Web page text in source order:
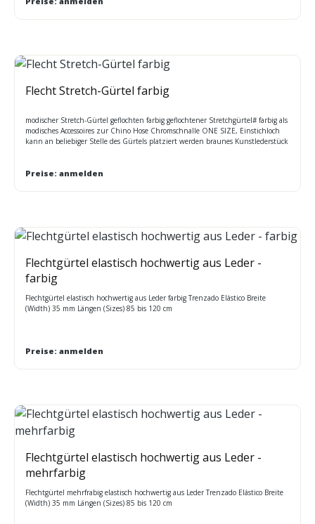
Flecht Stretch-Gürtel farbig
modischer Stretch-Gürtel geflochten farbig geflochtener Stretchgürtel# farbig als
modisches Accessoires zur Chino Hose Chromschnalle ONE SIZE, Einstichloch
kann an beliebiger Stelle des Gürtels platziert werden braunes Kunstlederstück
Preise: anmelden
Flechtgürtel elastisch hochwertig aus Leder -
farbig
Flechtgürtel elastisch hochwertig aus Leder farbig Trenzado Elástico Breite
(Width) 35 mm Längen (Sizes) 85 bis 120 cm
Preise: anmelden
Flechtgürtel elastisch hochwertig aus Leder -
mehrfarbig
Flechtgürtel mehrfrabig elastisch hochwertig aus Leder Trenzado Elástico Breite
(Width) 35 mm Längen (Sizes) 85 bis 120 cm